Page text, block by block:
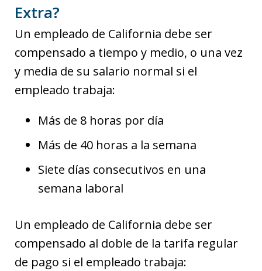
Extra?
Un empleado de California debe ser
compensado a tiempo y medio, o una vez
y media de su salario normal si el
empleado trabaja:
Más de 8 horas por día
Más de 40 horas a la semana
Siete días consecutivos en una
semana laboral
Un empleado de California debe ser
compensado al doble de la tarifa regular
de pago si el empleado trabaja: